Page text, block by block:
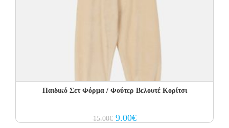
Παιδικό Σετ Φόρμα / Φούτερ Βελουτέ Κορίτσι
15.00€ Original
price
9.00€Current
price